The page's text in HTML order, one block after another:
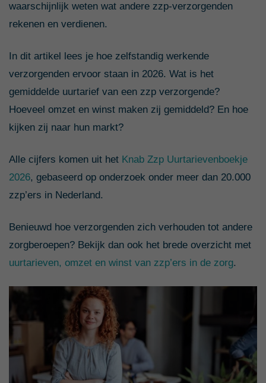
waarschijnlijk weten wat andere zzp-verzorgenden
rekenen en verdienen.
In dit artikel lees je hoe zelfstandig werkende
verzorgenden ervoor staan in 2026. Wat is het
gemiddelde uurtarief van een zzp verzorgende?
Hoeveel omzet en winst maken zij gemiddeld? En hoe
kijken zij naar hun markt?
Alle cijfers komen uit het Knab Zzp Uurtarievenboekje
2026, gebaseerd op onderzoek onder meer dan 20.000
zzp’ers in Nederland.
Benieuwd hoe verzorgenden zich verhouden tot andere
zorgberoepen? Bekijk dan ook het brede overzicht met
uurtarieven, omzet en winst van zzp’ers in de zorg.